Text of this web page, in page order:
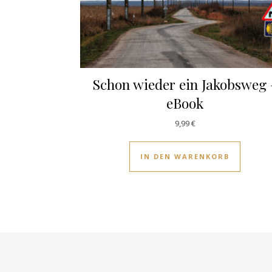
Schon wieder ein Jakobsweg
eBook
9,99€
IN DEN WARENKORB